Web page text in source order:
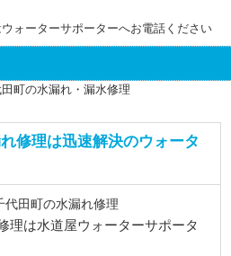
修理は迅速解決のウォータ
理は水道屋ウォーターサポータ